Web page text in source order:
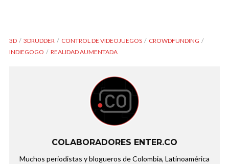
3D 3DRUDDER CONTROL DE VIDEOJUEGOS
CROWDFUNDING
INDIEGOGO
REALIDAD AUMENTADA
COLABORADORES ENTER.CO
Muchos periodistas y blogueros de Colombia, Latinoamérica